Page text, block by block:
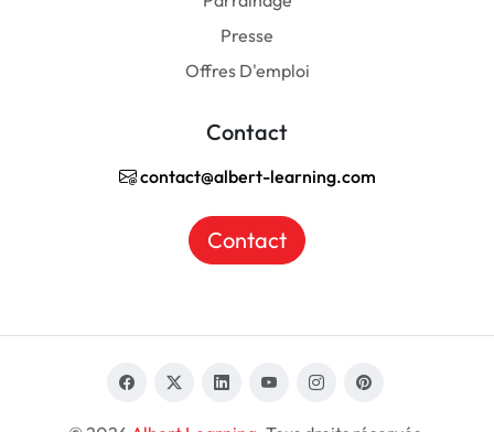
Presse
Offres D'emploi
Contact
contact@albert-learning.com
Contact